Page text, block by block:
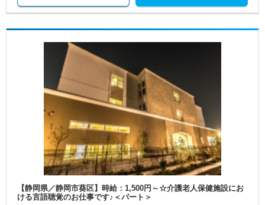
【静岡県／静岡市葵区】時給：1,500円～☆介護老人保健施設にお
ける言語聴覚のお仕事です♪＜パート＞